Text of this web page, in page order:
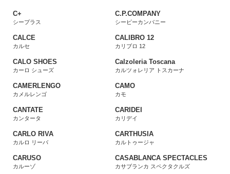
C+
シープラス
C.P.COMPANY
シーピーカンパニー
CALCE
カルセ
CALIBRO 12
カリブロ 12
CALO SHOES
カーロ シューズ
Calzoleria Toscana
カルツォレリア トスカーナ
CAMERLENGO
カメルレンゴ
CAMO
カモ
CANTATE
カンタータ
CARIDEI
カリデイ
CARLO RIVA
カルロ リーバ
CARTHUSIA
カルトゥージャ
CARUSO
カルーゾ
CASABLANCA SPECTACLES
カサブランカ スペクタクルズ